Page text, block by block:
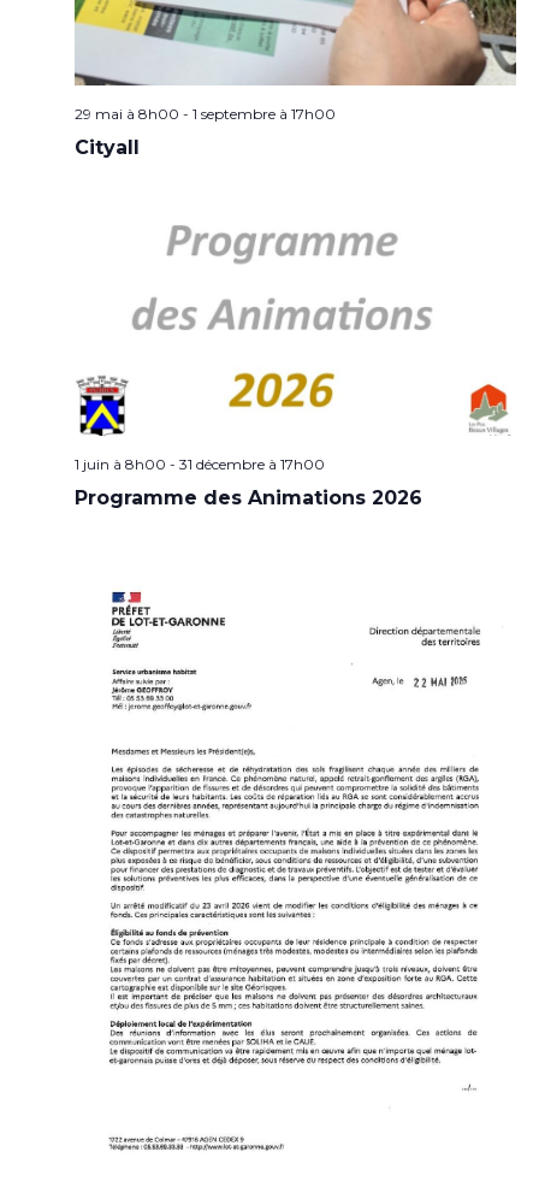
29 mai à 8h00 - 1 septembre à 17h00
Cityall
1 juin à 8h00 - 31 décembre à 17h00
Programme des Animations 2026